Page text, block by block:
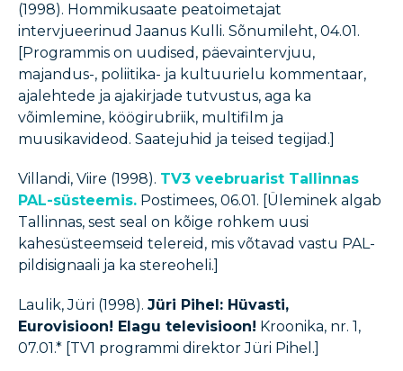
(1998). Hommikusaate peatoimetajat
intervjueerinud Jaanus Kulli. Sõnumileht, 04.01.
[Programmis on uudised, päevaintervjuu,
majandus-, poliitika- ja kultuurielu kommentaar,
ajalehtede ja ajakirjade tutvustus, aga ka
võimlemine, köögirubriik, multifilm ja
muusikavideod. Saatejuhid ja teised tegijad.]
Villandi, Viire (1998). TV3 veebruarist Tallinnas
PAL-süsteemis. Postimees, 06.01. [Üleminek algab
Tallinnas, sest seal on kõige rohkem uusi
kahesüsteemseid telereid, mis võtavad vastu PAL-
pildisignaali ja ka stereoheli.]
Laulik, Jüri (1998). Jüri Pihel: Hüvasti,
Eurovisioon! Elagu televisioon! Kroonika, nr. 1,
07.01.* [TV1 programmi direktor Jüri Pihel.]